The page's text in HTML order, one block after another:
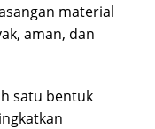
material
aman, dan
satu bentuk